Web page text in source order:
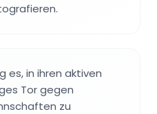
es, in ihren aktiven
Tor gegen
zu